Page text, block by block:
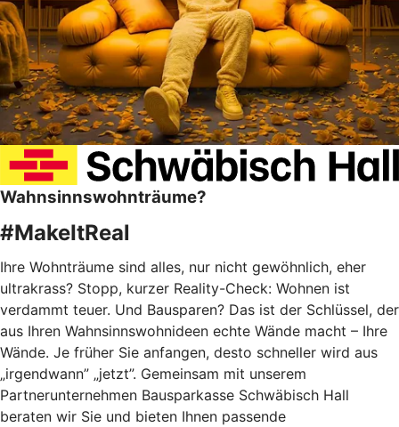
Wahnsinnswohnträume?
#MakeItReal
Ihre Wohnträume sind alles, nur nicht gewöhnlich, eher
ultrakrass? Stopp, kurzer Reality-Check: Wohnen ist
verdammt teuer. Und Bausparen? Das ist der Schlüssel, der
aus Ihren Wahnsinnswohnideen echte Wände macht – Ihre
Wände. Je früher Sie anfangen, desto schneller wird aus
„irgendwann” „jetzt”. Gemeinsam mit unserem
Partnerunternehmen Bausparkasse Schwäbisch Hall
beraten wir Sie und bieten Ihnen passende